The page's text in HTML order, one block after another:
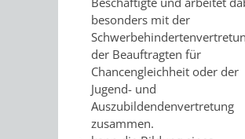
FRIEDHÖFE
HAUPTFRIEDHOF
WEINHEIM
FRIEDHÖFE
FRIEDHOF
KIRCHEN
THEATER
PARKEN
APP
besonders mit der
der Beauftragten für
Chancengleichheit oder der
Jugend- und
Auszubildendenvertretung
zusammen.